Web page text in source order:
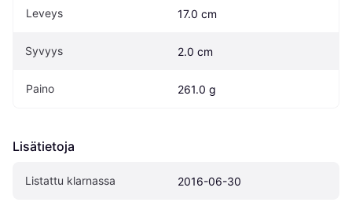
Leveys 17.0 cm
Syvyys 2.0 cm
Paino 261.0 g
Lisätietoja
Listattu klarnassa 2016-06-30